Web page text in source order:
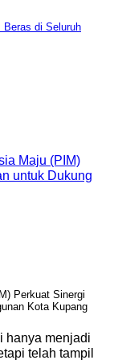
Beras di Seluruh
Perkuat Sinergi
Kota Kupang
hanya menjadi
telah tampil